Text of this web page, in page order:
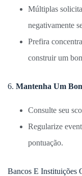
Múltiplas
negativamente
Prefira
construir um
6. Mantenha Um
Consulte seu
Regularize
pontuação.
Bancos E Instituições